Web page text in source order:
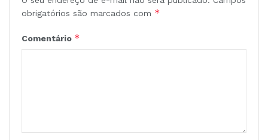
obrigatórios são marcados com *
Comentário *